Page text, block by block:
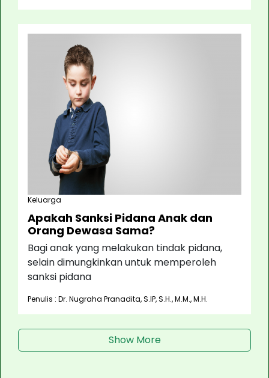
Keluarga
Apakah Sanksi Pidana Anak dan
Orang Dewasa Sama?
Bagi anak yang melakukan tindak pidana,
selain dimungkinkan untuk memperoleh
sanksi pidana
Penulis : Dr. Nugraha Pranadita, S.IP, S.H., M.M., M.H.
Show More